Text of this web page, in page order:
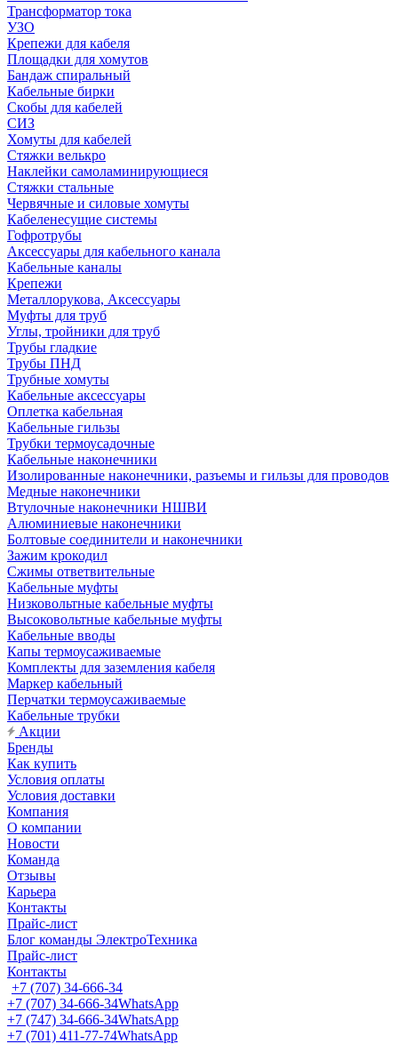
Трансформатор тока
УЗО
Крепежи для кабеля
Площадки для хомутов
Бандаж спиральный
Кабельные бирки
Cкобы для кабелей
СИЗ
Хомуты для кабелей
Стяжки велькро
Наклейки самоламинирующиеся
Стяжки стальные
Червячные и силовые хомуты
Кабеленесущие системы
Гофротрубы
Аксессуары для кабельного канала
Кабельные каналы
Крепежи
Металлорукова, Аксессуары
Муфты для труб
Углы, тройники для труб
Трубы гладкие
Трубы ПНД
Трубные хомуты
Кабельные аксессуары
Оплетка кабельная
Кабельные гильзы
Трубки термоусадочные
Кабельные наконечники
Изолированные наконечники, разъемы и гильзы для проводов
Медные наконечники
Втулочные наконечники НШВИ
Алюминиевые наконечники
Болтовые соединители и наконечники
Зажим крокодил
Сжимы ответвительные
Кабельные муфты
Низковольтные кабельные муфты
Высоковольтные кабельные муфты
Кабельные вводы
Капы термоусаживаемые
Комплекты для заземления кабеля
Маркер кабельный
Перчатки термоусаживаемые
Кабельные трубки
Акции
Бренды
Как купить
Условия оплаты
Условия доставки
Компания
О компании
Новости
Команда
Отзывы
Карьера
Контакты
Прайс-лист
Блог команды ЭлектроТехника
Прайс-лист
Контакты
+7 (707) 34-666-34
+7 (707) 34-666-34WhatsApp
+7 (747) 34-666-34WhatsApp
+7 (701) 411-77-74WhatsApp